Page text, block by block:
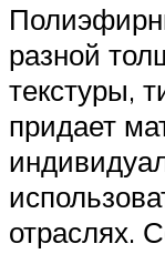
разной
текстуры,
придает
отраслях.